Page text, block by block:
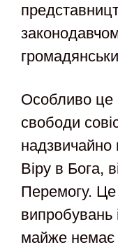
Особливо це
свободи
надзвичайно
Віру в Бога,
Перемогу. Це
випробувань
майже немає